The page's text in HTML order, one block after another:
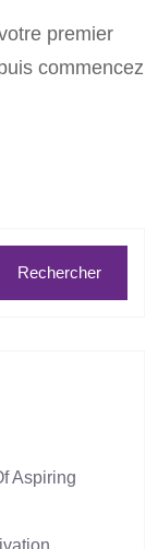
premier
commencez
Rechercher
Aspiring